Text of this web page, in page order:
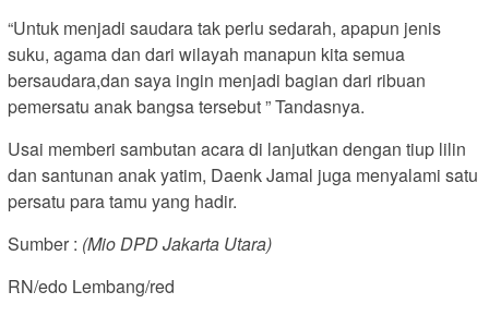
“Untuk menjadi saudara tak perlu sedarah, apapun jenis
suku, agama dan dari wilayah manapun kita semua
bersaudara,dan saya ingin menjadi bagian dari ribuan
pemersatu anak bangsa tersebut ” Tandasnya.
Usai memberi sambutan acara di lanjutkan dengan tiup lilin
dan santunan anak yatim, Daenk Jamal juga menyalami satu
persatu para tamu yang hadir.
Sumber : (Mio DPD Jakarta Utara)
RN/edo Lembang/red